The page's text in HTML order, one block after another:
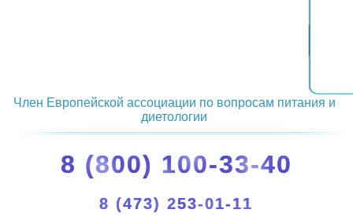
Член Европейской ассоциации по вопросам питания и
диетологии
8 (800) 100-33-40
8 (473) 253-01-11